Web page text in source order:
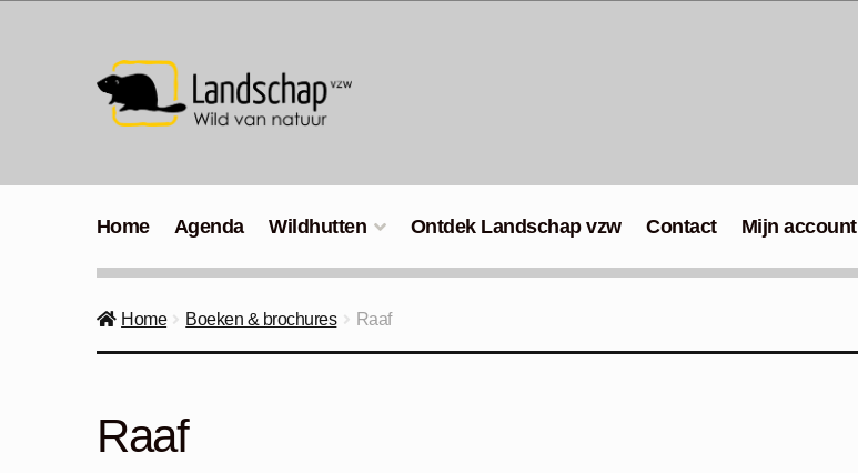
naar
navigatie
de
inhoud
Home Agenda Wildhutten Ontdek Landschap vzw Contact Mijn account
Home Boeken & brochures Raaf
Raaf